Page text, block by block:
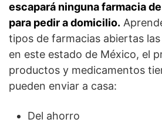
escapará ninguna farmacia
para pedir a domicilio.
tipos de farmacias abiertas
en este estado de México, el
productos y medicamentos
pueden enviar a casa:
Del ahorro